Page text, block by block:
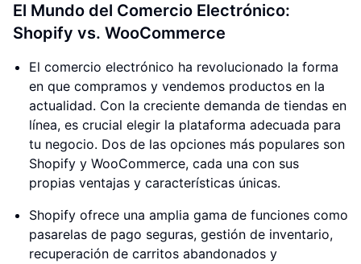
El Mundo del Comercio Electrónico:
Shopify vs. WooCommerce
El comercio electrónico ha revolucionado la forma
en que compramos y vendemos productos en la
actualidad. Con la creciente demanda de tiendas en
línea, es crucial elegir la plataforma adecuada para
tu negocio. Dos de las opciones más populares son
Shopify y WooCommerce, cada una con sus
propias ventajas y características únicas.
Shopify ofrece una amplia gama de funciones como
pasarelas de pago seguras, gestión de inventario,
recuperación de carritos abandonados y